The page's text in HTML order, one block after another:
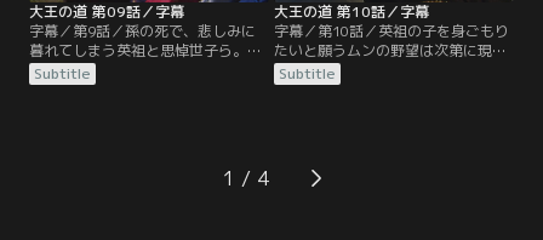
大王の道 第09話／字幕
字幕／第9話／孫の死で、悲しみに
暮れてしまう英祖と思悼世子ら。だ
が何よりも深く傷ついたのは惠嬪ホ
ン氏だった。新たな子を身ごもって
宮中に実の兄を呼び入れ、内部の情
Subtitle
大王の道 第10話／字幕
字幕／第10話／英祖の子を身ごもり
たいと願うムンの野望は次第に現実
化していき、周囲は英祖のちょう愛
を受けるムンが男児を生むことを恐
ホン氏に悩みを打ち明け、意見を問
うのだが妻をも疑い始める。
Subtitle
1